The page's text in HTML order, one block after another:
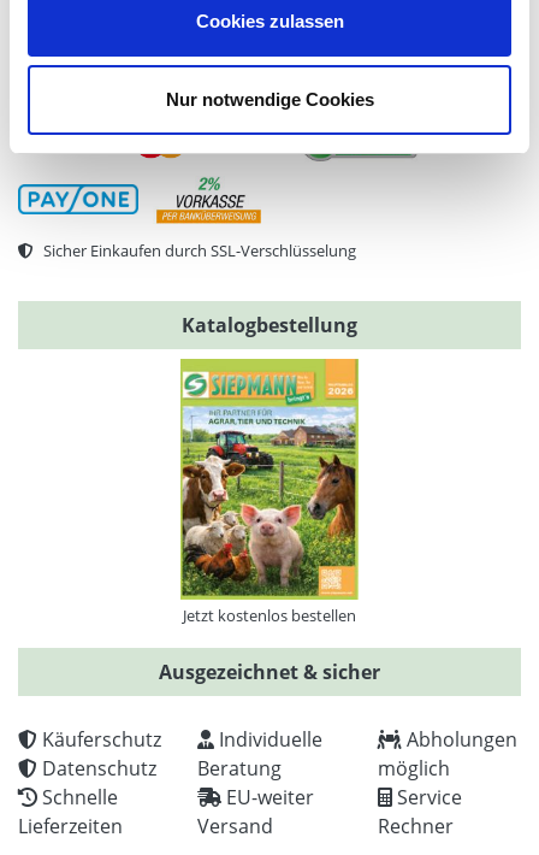
Cookies zulassen
Nur notwendige Cookies
Sicher Einkaufen durch SSL-Verschlüsselung
Katalogbestellung
Jetzt kostenlos bestellen
Ausgezeichnet & sicher
Käuferschutz
Datenschutz
Schnelle
Lieferzeiten
Individuelle
Beratung
EU-weiter
Versand
Abholungen
möglich
Service
Rechner